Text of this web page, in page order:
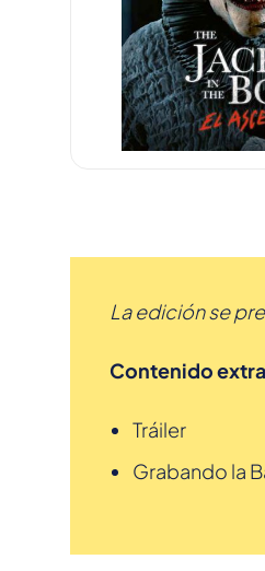
La edición se
Contenido extra
Tráiler
Grabando la